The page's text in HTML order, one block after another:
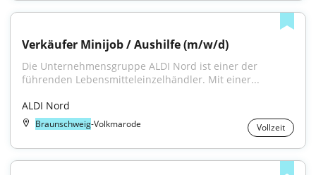
Verkäufer Minijob / Aushilfe (m/w/d)
Die Unternehmensgruppe ALDI Nord ist einer der
führenden Lebensmitteleinzelhändler. Mit einer...
ALDI Nord
Braunschweig-Volkmarode Vollzeit